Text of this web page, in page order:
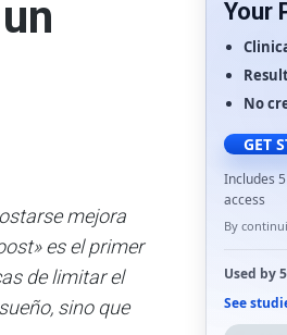
mejora
es el primer
de limitar el
sino que
Your
No
GET
Includes
access
By
Used by
See